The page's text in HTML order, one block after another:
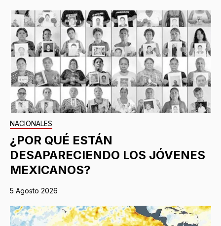
NACIONALES
¿POR QUÉ ESTÁN
DESAPARECIENDO LOS JÓVENES
MEXICANOS?
5 Agosto 2026